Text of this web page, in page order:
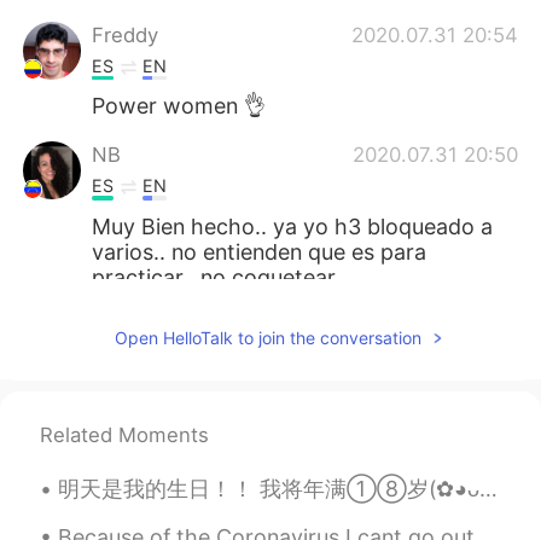
Freddy 2020.07.31 20:54
ES EN
Power women 👌
NB 2020.07.31 20:50
ES EN
Muy Bien hecho.. ya yo h3 bloqueado a
varios.. no entienden que es para
practicar.. no coquetear.
Yanet 2020.07.31 20:49
🤦🏻‍♀️
2020.07.31 20:42
ES EN
Open HelloTalk to join the conversation
Related Moments
明天是我的生日！！ 我将年满①⑧岁(✿◕ᴗ◕) ┈┈☆☆☆☆☆┈┈ ┈┈╭┻┻┻┻┻╮┈┈ ┈┈┃╱╲╱╲╱┃┈┈ ┈╭┻━━━━━┻╮┈ ┈┃╱╲╱╲╱╲╱┃┈ ...